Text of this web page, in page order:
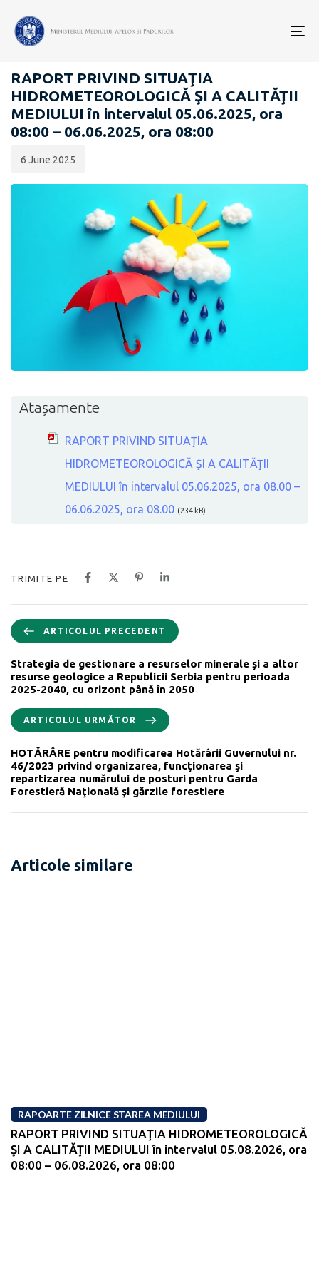
RAPOARTE ZILNICE STAREA MEDIULUI
RAPORT PRIVIND SITUAŢIA
HIDROMETEOROLOGICĂ ŞI A CALITĂŢII
MEDIULUI în intervalul 05.06.2025, ora
08:00 – 06.06.2025, ora 08:00
publicării:
6 June 2025
Atașamente
RAPORT PRIVIND SITUAŢIA
HIDROMETEOROLOGICĂ ŞI A CALITĂŢII
MEDIULUI în intervalul 05.06.2025, ora 08.00 –
06.06.2025, ora 08.00 (234 kB)
TRIMITE PE
ARTICOLUL PRECEDENT
Strategia de gestionare a resurselor minerale și a altor
resurse geologice a Republicii Serbia pentru perioada
2025-2040, cu orizont până în 2050
ARTICOLUL URMĂTOR
HOTĂRÂRE pentru modificarea Hotărârii Guvernului nr.
46/2023 privind organizarea, funcţionarea şi
repartizarea numărului de posturi pentru Garda
Forestieră Naţională şi gărzile forestiere
Articole similare
RAPOARTE ZILNICE STAREA MEDIULUI
RAPORT PRIVIND SITUAŢIA HIDROMETEOROLOGICĂ
ŞI A CALITĂŢII MEDIULUI în intervalul 05.08.2026, ora
08:00 – 06.08.2026, ora 08:00